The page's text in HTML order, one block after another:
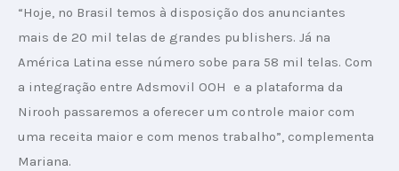
“Hoje, no Brasil temos à disposição dos anunciantes
mais de 20 mil telas de grandes publishers. Já na
América Latina esse número sobe para 58 mil telas. Com
a integração entre Adsmovil OOH  e a plataforma da
Nirooh passaremos a oferecer um controle maior com
uma receita maior e com menos trabalho”, complementa
Mariana.